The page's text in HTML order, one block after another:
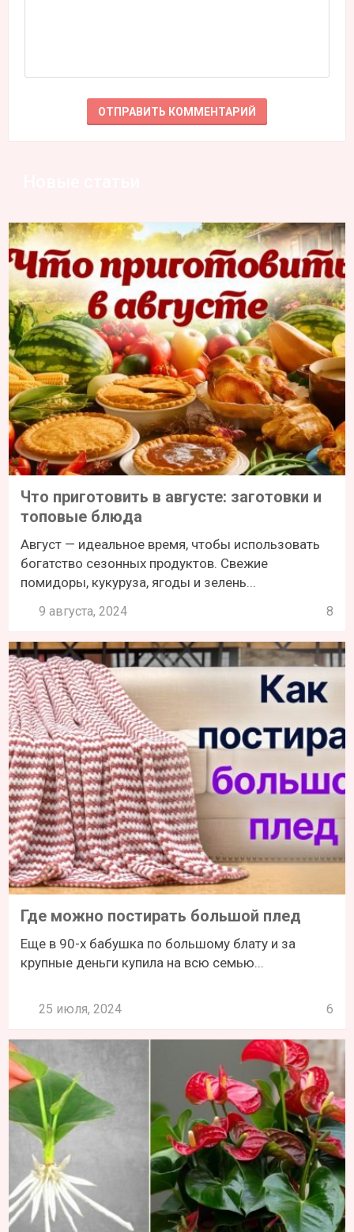
Что приготовить в августе: заготовки и
топовые блюда
Август — идеальное время, чтобы использовать
богатство сезонных продуктов. Свежие
помидоры, кукуруза, ягоды и зелень...
9 августа, 2024 8
Где можно постирать большой плед
Еще в 90-х бабушка по большому блату и за
крупные деньги купила на всю семью...
25 июля, 2024 6